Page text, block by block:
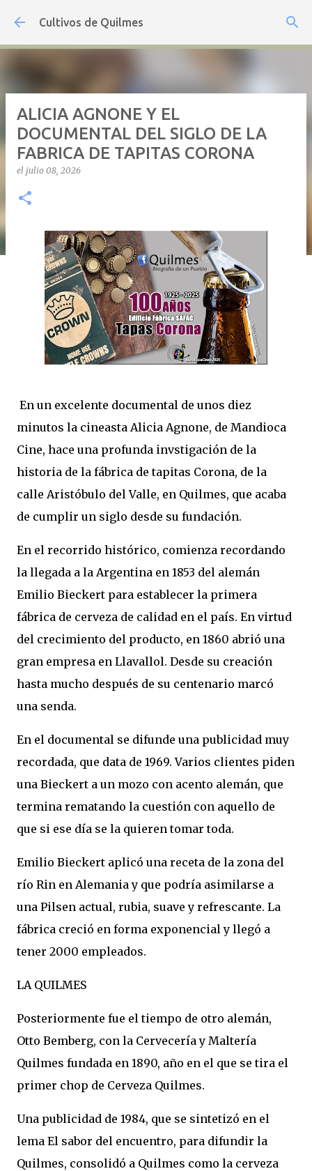
Ir al contenido principal
Cultivos de Quilmes
ALICIA AGNONE Y EL
DOCUMENTAL DEL SIGLO DE LA
FABRICA DE TAPITAS CORONA
el julio 08, 2026
En un excelente documental de unos diez
minutos la cineasta Alicia Agnone, de Mandioca
Cine, hace una profunda invstigación de la
historia de la fábrica de tapitas Corona, de la
calle Aristóbulo del Valle, en Quilmes, que acaba
de cumplir un siglo desde su fundación.
En el recorrido histórico, comienza recordando
la llegada a la Argentina en 1853 del alemán
Emilio Bieckert para establecer la primera
fábrica de cerveza de calidad en el país. En virtud
del crecimiento del producto, en 1860 abrió una
gran empresa en Llavallol. Desde su creación
hasta mucho después de su centenario marcó
una senda.
En el documental se difunde una publicidad muy
recordada, que data de 1969. Varios clientes piden
una Bieckert a un mozo con acento alemán, que
termina rematando la cuestión con aquello de
que si ese día se la quieren tomar toda.
Emilio Bieckert aplicó una receta de la zona del
río Rin en Alemania y que podría asimilarse a
una Pilsen actual, rubia, suave y refrescante. La
fábrica creció en forma exponencial y llegó a
tener 2000 empleados.
LA QUILMES
Posteriormente fue el tiempo de otro alemán,
Otto Bemberg, con la Cervecería y Maltería
Quilmes fundada en 1890, año en el que se tira el
primer chop de Cerveza Quilmes.
Una publicidad de 1984, que se sintetizó en el
lema El sabor del encuentro, para difundir la
Quilmes, consolidó a Quilmes como la cerveza